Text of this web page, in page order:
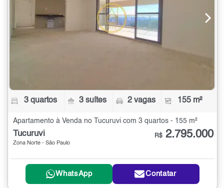
3 quartos 3 suítes 2 vagas 155 m²
Apartamento à Venda no Tucuruvi com 3 quartos - 155 m²
Tucuruvi
Zona Norte - São Paulo
R$ 2.795.000
WhatsApp Contatar